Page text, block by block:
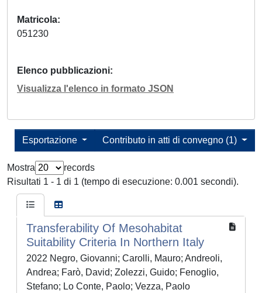
Matricola
051230
Elenco pubblicazioni
Visualizza l'elenco in formato JSON
Contributo in atti di convegno (1)
Esportazione
Mostra
records
Risultati 1 - 1 di 1 (tempo di esecuzione: 0.001 secondi).
Transferability Of Mesohabitat
Suitability Criteria In Northern Italy
2022 Negro, Giovanni; Carolli, Mauro; Andreoli,
Andrea; Farò, David; Zolezzi, Guido; Fenoglio,
Stefano; Lo Conte, Paolo; Vezza, Paolo